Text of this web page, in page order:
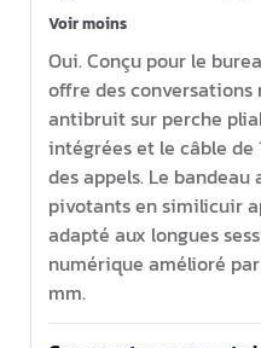
Voir moins
Oui. Conçu pour le
offre des
antibruit sur perche
intégrées et le câble
des appels. Le
pivotants en similicuir
adapté aux longues
numérique amélioré
mm.